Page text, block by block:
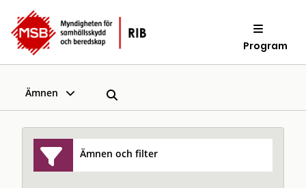
Program
Ämnen
Ämnen och filter